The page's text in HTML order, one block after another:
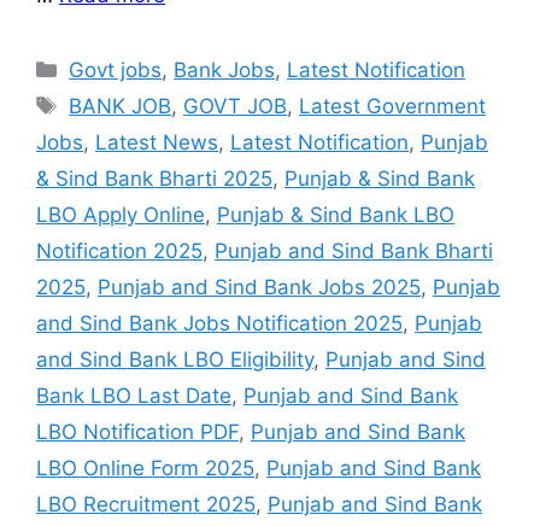
Categories
Govt jobs, Bank Jobs, Latest Notification
Tags
BANK JOB, GOVT JOB, Latest Government
Jobs, Latest News, Latest Notification, Punjab
& Sind Bank Bharti 2025, Punjab & Sind Bank
LBO Apply Online, Punjab & Sind Bank LBO
Notification 2025, Punjab and Sind Bank Bharti
2025, Punjab and Sind Bank Jobs 2025, Punjab
and Sind Bank Jobs Notification 2025, Punjab
and Sind Bank LBO Eligibility, Punjab and Sind
Bank LBO Last Date, Punjab and Sind Bank
LBO Notification PDF, Punjab and Sind Bank
LBO Online Form 2025, Punjab and Sind Bank
LBO Recruitment 2025, Punjab and Sind Bank